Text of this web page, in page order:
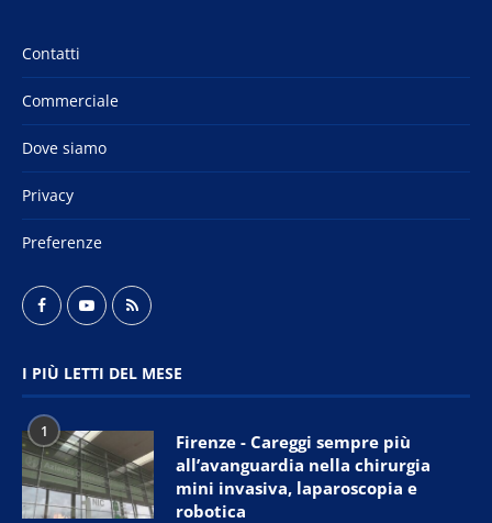
Contatti
Commerciale
Dove siamo
Privacy
Preferenze
I PIÙ LETTI DEL MESE
1
Firenze - Careggi sempre più
all’avanguardia nella chirurgia
mini invasiva, laparoscopia e
robotica